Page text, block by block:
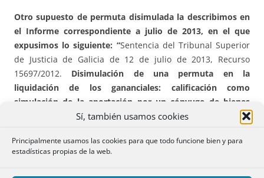
Sí, también usamos cookies
Principalmente usamos las cookies para que todo funcione bien y para
estadísticas propias de la web.
Otro supuesto de permuta disimulada la describimos en
el Informe correspondiente a julio de 2013, en el que
expusimos lo siguiente: “Sentencia del Tribunal Superior
de Justicia de Galicia de 12 de julio de 2013, Recurso
15697/2012. Disimulación de una permuta en la
liquidación de los gananciales: calificación como
simulación de la aportación por un cónyuge de bienes
privativos a la sociedad ganancial para que se adjudiquen
El 11 de julio de 2008 se aporta por el marido la mitad